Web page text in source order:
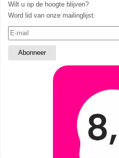
Wilt u op de hoogte blijven?
Word lid van onze mailinglijst: